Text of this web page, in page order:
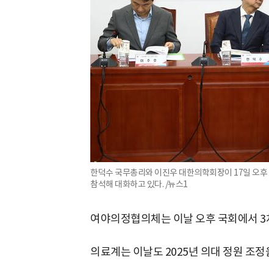
한덕수 국무총리와 이진우 대한의학회장이 17일 오
참석해 대화하고 있다. /뉴스1
여야의정협의체는 이날 오후 국회에서
의료계는 이날도 2025년 의대 정원 조